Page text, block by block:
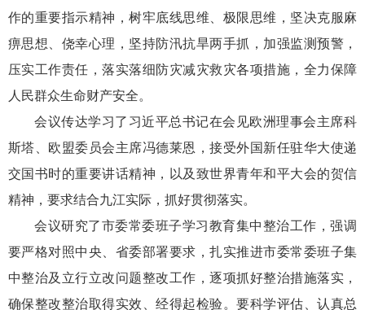
作的重要指示精神，树牢底线思维、极限思维，坚决克服麻
痹思想、侥幸心理，坚持防汛抗旱两手抓，加强监测预警，
压实工作责任，落实落细防灾减灾救灾各项措施，全力保障
人民群众生命财产安全。
会议传达学习了习近平总书记在会见欧洲理事会主席科
斯塔、欧盟委员会主席冯德莱恩，接受外国新任驻华大使递
交国书时的重要讲话精神，以及致世界青年和平大会的贺信
精神，要求结合九江实际，抓好贯彻落实。
会议研究了市委常委班子学习教育集中整治工作，强调
要严格对照中央、省委部署要求，扎实推进市委常委班子集
中整治及立行立改问题整改工作，逐项抓好整治措施落实，
确保整改整治取得实效、经得起检验。要科学评估、认真总